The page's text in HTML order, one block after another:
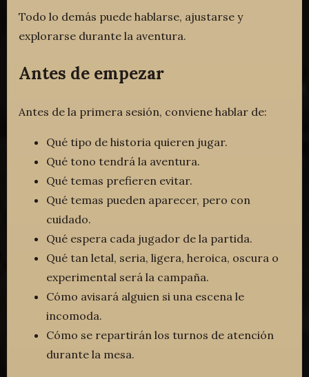
Todo lo demás puede hablarse, ajustarse y
explorarse durante la aventura.
Antes de empezar
Antes de la primera sesión, conviene hablar de:
Qué tipo de historia quieren jugar.
Qué tono tendrá la aventura.
Qué temas prefieren evitar.
Qué temas pueden aparecer, pero con
cuidado.
Qué espera cada jugador de la partida.
Qué tan letal, seria, ligera, heroica, oscura o
experimental será la campaña.
Cómo avisará alguien si una escena le
incomoda.
Cómo se repartirán los turnos de atención
durante la mesa.